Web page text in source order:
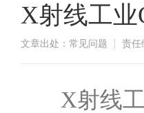
X射线工
文章出处：常见问题 责任
​X射线